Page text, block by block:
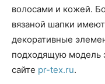
волосами и кожей.
вязаной шапки
декоративные
подходящую модель
сайте pr-tex.ru.